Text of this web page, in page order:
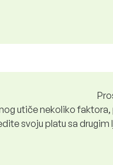
utiče nekoliko
svoju platu sa